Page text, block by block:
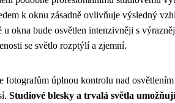
k oknu zásadně ovlivňuje výsledný
u okna bude osvětlen intenzivněji s
se světlo rozptýlí a zjemní.
fotografům úplnou kontrolu nad
Studiové blesky a trvalá světla